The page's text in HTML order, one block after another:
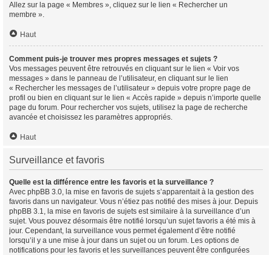
Allez sur la page « Membres », cliquez sur le lien « Rechercher un
membre ».
Haut
Comment puis-je trouver mes propres messages et sujets ?
Vos messages peuvent être retrouvés en cliquant sur le lien « Voir vos
messages » dans le panneau de l’utilisateur, en cliquant sur le lien
« Rechercher les messages de l’utilisateur » depuis votre propre page de
profil ou bien en cliquant sur le lien « Accès rapide » depuis n’importe quelle
page du forum. Pour rechercher vos sujets, utilisez la page de recherche
avancée et choisissez les paramètres appropriés.
Haut
Surveillance et favoris
Quelle est la différence entre les favoris et la surveillance ?
Avec phpBB 3.0, la mise en favoris de sujets s’apparentait à la gestion des
favoris dans un navigateur. Vous n’étiez pas notifié des mises à jour. Depuis
phpBB 3.1, la mise en favoris de sujets est similaire à la surveillance d’un
sujet. Vous pouvez désormais être notifié lorsqu’un sujet favoris a été mis à
jour. Cependant, la surveillance vous permet également d’être notifié
lorsqu’il y a une mise à jour dans un sujet ou un forum. Les options de
notifications pour les favoris et les surveillances peuvent être configurées